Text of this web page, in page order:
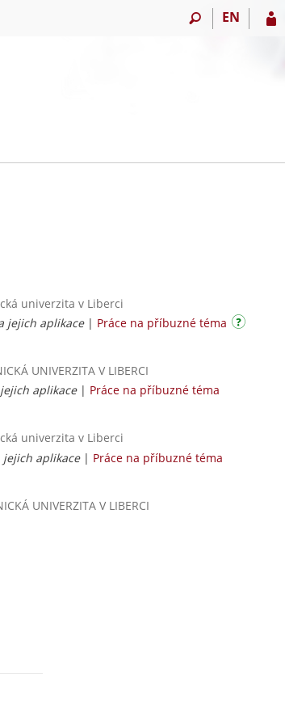
EN
univerzita v Liberci
jejich aplikace| Práce na příbuzné téma
UNIVERZITA V LIBERCI
aplikace| Práce na příbuzné téma
univerzita v Liberci
aplikace| Práce na příbuzné téma
UNIVERZITA V LIBERCI